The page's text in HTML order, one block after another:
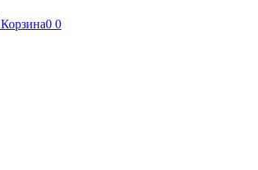
Корзина0 0